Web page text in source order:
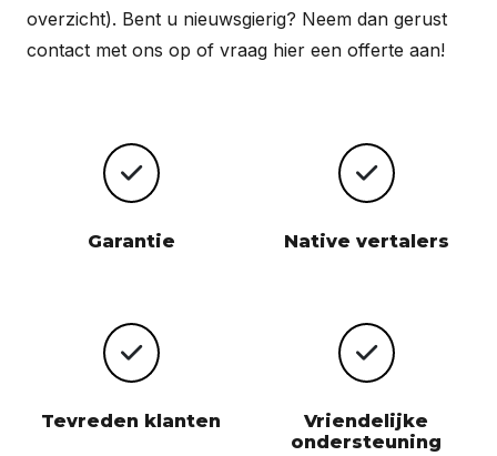
overzicht). Bent u nieuwsgierig? Neem dan gerust
contact met ons op of vraag hier een offerte aan!
Garantie Native vertalers
Tevreden klanten
Vriendelijke
ondersteuning